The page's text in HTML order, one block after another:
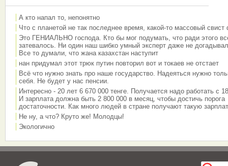
А кто напал то, непонятно
Что с планетой не так последнее время, какой-то массовый свист
Это ГЕНИАЛЬНО господа. Кто бы мог подумать, что ради этого
затевалось. Ни один наш шибко умный эксперт даже не
Все то думали, что жана казахстан наступит
нан придумал этот трюк путин повторил вот и токаев не отстает
Всё что нужно знать про наше государство. Надеяться нужно
себя. Не будет у нас пенсии.
Интересно - 20 лет 6 670 000 тенге. Получается надо работать с
И зарплата должна быть 2 800 000 в месяц, чтобы достичь порога
достаточности. Как много людей в стране получают такую
Не ну, а что? Круто же! Молодцы!
Экологично